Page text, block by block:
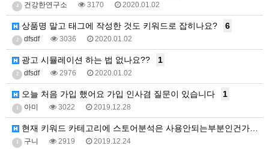
4 건강한연구소 3170 2020.01.02
상품명 말고 태그에 작성한 것도 키워드로 잡히나요? 6
2 dfsdf 3036 2020.01.02
광고 시뮬레이션 하는 법 없나요?? 1
2 dfsdf 2976 2020.01.02
오늘 처음 가입 했어요 가입 인사겸 질문이 있습니다 1
아미 3022 2019.12.28
현재 키워드 카테고리에 스토어분석은 사용안되는부분인건가…
구니 2919 2019.12.24